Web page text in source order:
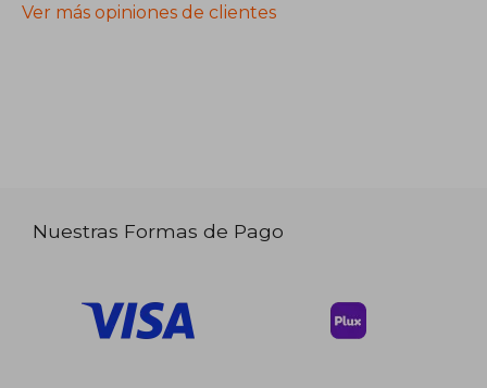
Ver más opiniones de clientes
Nuestras Formas de Pago